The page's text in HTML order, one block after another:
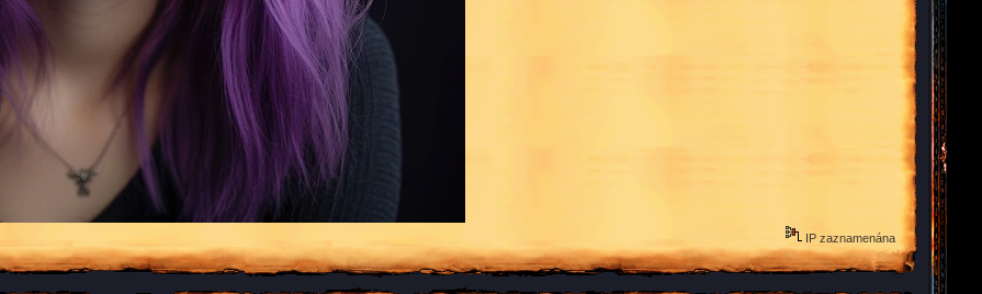
IP zaznamenána